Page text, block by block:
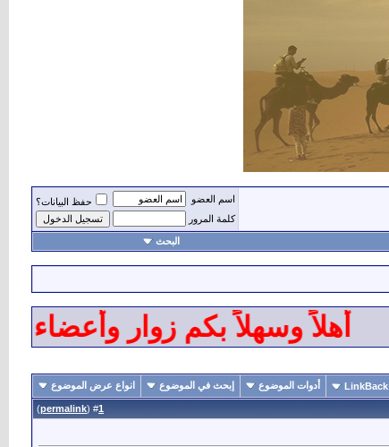
اسم العضو
حفظ البيانات؟
كلمة المرور
البحث
أهلاً وسهلاً بكم زوار وأعضاء
LinkBack أدوات الموضوع إبحث في الموضوع انواع عرض الموضوع
1
(
permalink
)